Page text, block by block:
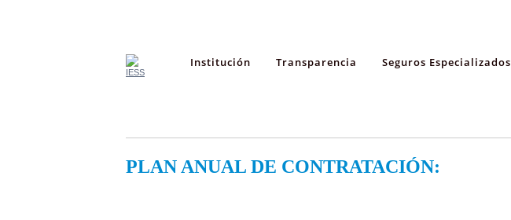
Institución Transparencia Seguros Especializados
PLAN ANUAL DE CONTRATACIÓN: